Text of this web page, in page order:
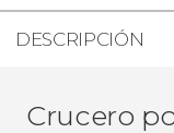
DESCRIPCIÓN
Crucero